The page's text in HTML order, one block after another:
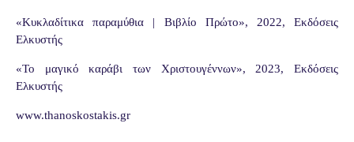
«Κυκλαδίτικα παραμύθια | Βιβλίο Πρώτο», 2022, Εκδόσεις
Ελκυστής
«Το μαγικό καράβι των Χριστουγέννων», 2023, Εκδόσεις
Ελκυστής
www.thanoskostakis.gr